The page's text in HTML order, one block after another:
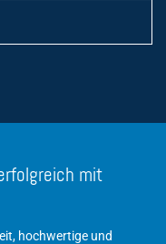
mit
hochwertige und